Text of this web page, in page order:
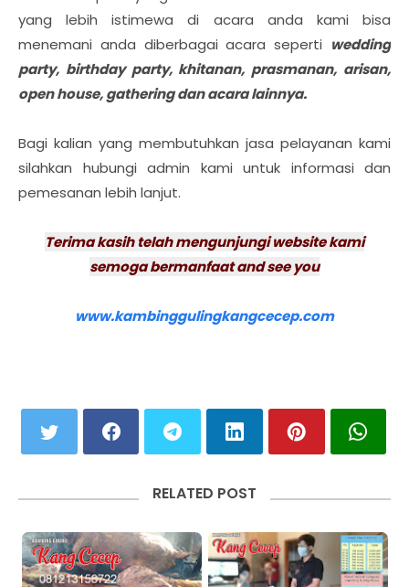
yang lebih istimewa di acara anda kami bisa
menemani anda diberbagai acara seperti wedding
party, birthday party, khitanan, prasmanan, arisan,
open house, gathering dan acara lainnya.
Bagi kalian yang membutuhkan jasa pelayanan kami
silahkan hubungi admin kami untuk informasi dan
pemesanan lebih lanjut.
Terima kasih telah mengunjungi website kami
semoga bermanfaat and see you
www.kambinggulingkangcecep.com
RELATED POST